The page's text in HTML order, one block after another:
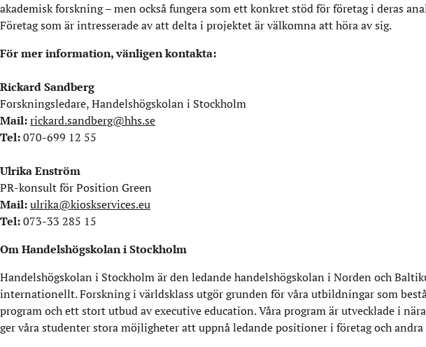
akademisk forskning – men också fungera som ett konkret stöd för företag i deras
Företag som är intresserade av att delta i projektet är välkomna att höra av sig.
För mer information, vänligen kontakta:
Rickard Sandberg
Forskningsledare, Handelshögskolan i Stockholm
Mail:rickard.sandberg@hhs.se
Tel: ‭070-699 12 55‬
Ulrika Enström
PR-konsult för Position Green
Mail:ulrika@kioskservices.eu
Tel:073-33 285 15
Om Handelshögskolan i Stockholm
Handelshögskolan i Stockholm är den ledande handelshögskolan i Norden och
internationellt. Forskning i världsklass utgör grunden för våra utbildningar som
program och ett stort utbud av executive education. Våra program är utvecklade i
ger våra studenter stora möjligheter att uppnå ledande positioner i företag och